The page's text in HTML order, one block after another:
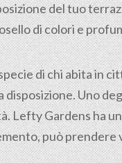
del tuo
di colori e
di chi abita in
Uno
Lefty Gardens ha
può